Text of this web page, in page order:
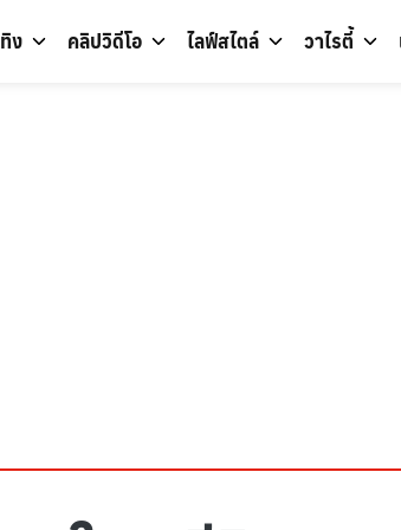
ง คลิปวิดีโอ ไลฟ์สไตล์ วาไรตี้